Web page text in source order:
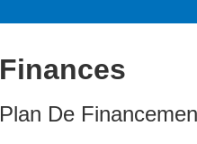
Finances
Plan De